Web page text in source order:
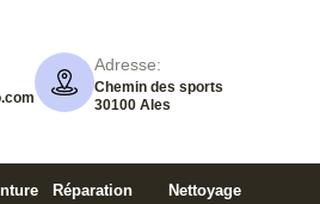
Adresse:
Chemin des sports
30100 Ales
Réparation
Nettoyage